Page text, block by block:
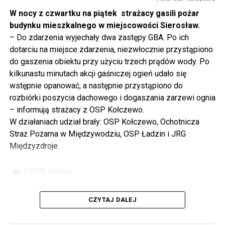
projektowania i dyskusji. Ważny tutaj był wkład
samorządu, ale to rząd PiS podjął w tej sprawie
najważniejsze decyzje. Powstał dzięki ogromnej
determinacji rządu najpierw Pani Premier Beaty Szydło,
a następnie Pana Premiera Mateusza Morawieckiego.
Chciałbym podziękować Panu Premierowi za to jak
osobiście pilnował powstania tej inwestycji. Cieszymy
się, że turyści również korzystają z tunelu, cieszymy się,
że wśród tych 4 milionów samochodów, które
przejechały już otwartym tunelem w Świnoujściu,
przyjechało tutaj do nas tak wielu turystów z zagranicy
– powiedział Wiceprezes PiS Joachim Brudziński w
zainwestowano ogromne pieniądze w modernizację
poszczególnych portów, w tym w Szczecinie, w
W nocy z czwartku na piątek strażacy gasili pożar
budynku mieszkalnego w miejscowości Sierosław.
– Do zdarzenia wyjechały dwa zastępy GBA. Po ich
dotarciu na miejsce zdarzenia, niezwłocznie przystąpiono
do gaszenia obiektu przy użyciu trzech prądów wody. Po
kilkunastu minutach akcji gaśniczej ogień udało się
wstępnie opanować, a następnie przystąpiono do
rozbiórki poszycia dachowego i dogaszania zarzewi ognia
– informują strażacy z OSP Kołczewo.
W działaniach udział brały: OSP Kołczewo, Ochotnicza
Straż Pożarna w Międzywodziu, OSP Ładzin i JRG
Międzyzdroje.
CZYTAJ DALEJ